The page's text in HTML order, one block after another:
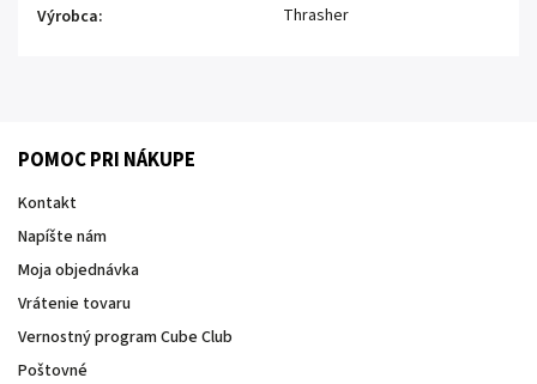
Výrobca: Thrasher
POMOC PRI NÁKUPE
Kontakt
Napíšte nám
Moja objednávka
Vrátenie tovaru
Vernostný program Cube Club
Poštovné